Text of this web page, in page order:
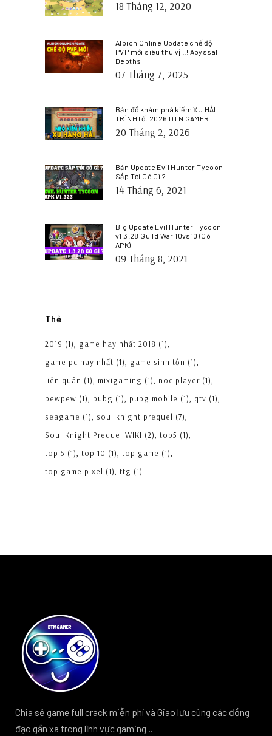
18 Tháng 12, 2020
Albion Online Update chế độ
PVP mới siêu thú vị !!! Abyssal
Depths
07 Tháng 7, 2025
Bản đồ khám phá kiếm XU HẢI
TRÌNH tốt 2026 DTN GAMER
20 Tháng 2, 2026
Bản Update Evil Hunter Tycoon
Sắp Tới Có Gì ?
14 Tháng 6, 2021
Big Update Evil Hunter Tycoon
v1.3.28 Guild War 10vs10 (Có
APK)
09 Tháng 8, 2021
Thẻ
2019 (1) game hay nhất 2018 (1)
game pc hay nhất (1) game sinh tồn (1)
liên quân (1) mixigaming (1) noc player (1)
pewpew (1) pubg (1) pubg mobile (1) qtv (1)
seagame (1) soul knight prequel (7)
Soul Knight Prequel WIKI (2) top5 (1)
top 5 (1) top 10 (1) top game (1)
top game pixel (1) ttg (1)
Chia sẻ game full crack miễn phí và Giao lưu cùng các đồng
đạo gần xa trong lĩnh vực gaming ..